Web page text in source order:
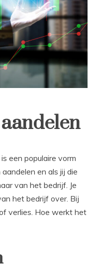
een populaire vorm
en als jij die
van het bedrijf. Je
het bedrijf over. Bij
verlies. Hoe werkt het